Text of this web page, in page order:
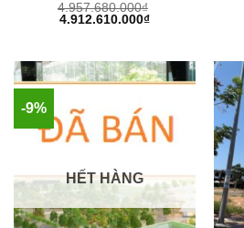
4.957.680.000₫
Giá
4.912.610.000₫Giá
4.912.610.000₫.
-9%
HẾT HÀNG